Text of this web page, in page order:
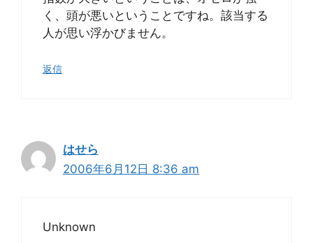
く、頭が悪いということですね。該当する
人が思い浮かびません。
返信
はせら
2006年6月12日 8:36 am
Unknown